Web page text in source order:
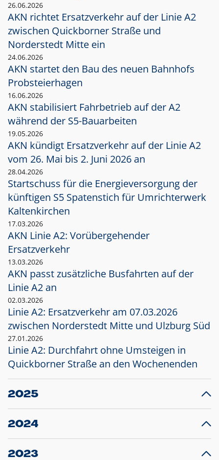
26.06.2026
AKN richtet Ersatzverkehr auf der Linie A2
zwischen Quickborner Straße und
Norderstedt Mitte ein
24.06.2026
AKN startet den Bau des neuen Bahnhofs
Probsteierhagen
16.06.2026
AKN stabilisiert Fahrbetrieb auf der A2
während der S5-Bauarbeiten
19.05.2026
AKN kündigt Ersatzverkehr auf der Linie A2
vom 26. Mai bis 2. Juni 2026 an
28.04.2026
Startschuss für die Energieversorgung der
künftigen S5 Spatenstich für Umrichterwerk
Kaltenkirchen
17.03.2026
AKN Linie A2: Vorübergehender
Ersatzverkehr
13.03.2026
AKN passt zusätzliche Busfahrten auf der
Linie A2 an
02.03.2026
Linie A2: Ersatzverkehr am 07.03.2026
zwischen Norderstedt Mitte und Ulzburg Süd
27.01.2026
Linie A2: Durchfahrt ohne Umsteigen in
Quickborner Straße an den Wochenenden
2025
23.12.2025
Projekt S5: Start der Bauarbeiten am
2024
10.12.2024
Großprojekt S5: Sperrung der Bahnstraße in
2023